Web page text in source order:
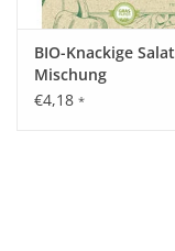
BIO-Knackige Salat
Mischung
€4,18 *